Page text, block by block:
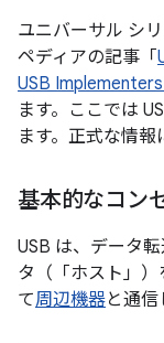
ユニバーサル シ
ペディアの記事「
USB
ます。ここでは
ます。正式な情報
基本的なコン
USB は、 データ
タ（「ホスト」）
て周辺機器と通信